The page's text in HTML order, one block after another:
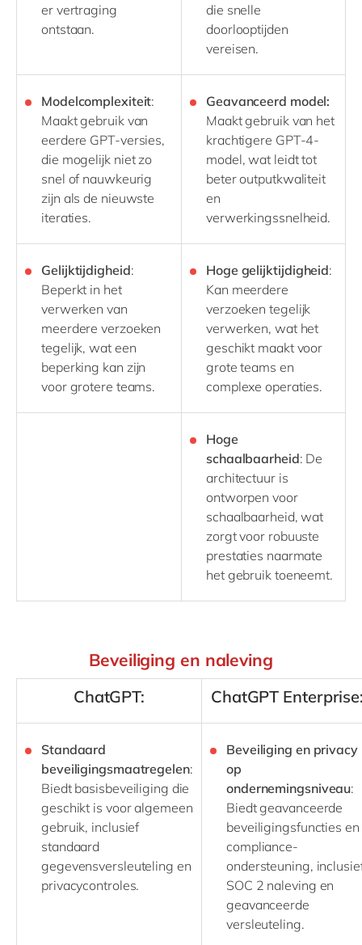
er vertraging
ontstaan.
die snelle
doorlooptijden
vereisen.
Modelcomplexiteit:
Maakt gebruik van
eerdere GPT-versies,
die mogelijk niet zo
snel of nauwkeurig
zijn als de nieuwste
iteraties.
Geavanceerd model:
Maakt gebruik van het
krachtigere GPT-4-
model, wat leidt tot
beter outputkwaliteit
en
verwerkingssnelheid.
Gelijktijdigheid:
Beperkt in het
verwerken van
meerdere verzoeken
tegelijk, wat een
beperking kan zijn
voor grotere teams.
Hoge gelijktijdigheid:
Kan meerdere
verzoeken tegelijk
verwerken, wat het
geschikt maakt voor
grote teams en
complexe operaties.
Hoge
schaalbaarheid: De
architectuur is
ontworpen voor
schaalbaarheid, wat
zorgt voor robuuste
prestaties naarmate
het gebruik toeneemt.
Beveiliging en naleving
ChatGPT: ChatGPT
Standaard
beveiligingsmaatregelen:
Biedt basisbeveiliging die
geschikt is voor algemeen
gebruik, inclusief
standaard
gegevensversleuteling en
privacycontroles.
Beveiliging en privacy
op
ondernemingsniveau:
Biedt geavanceerde
beveiligingsfuncties en
compliance-
ondersteuning,
SOC 2 naleving en
geavanceerde
versleuteling.